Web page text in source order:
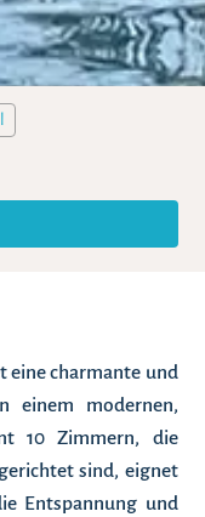
eine charmante und
einem modernen,
10 Zimmern, die
sind, eignet
Entspannung und